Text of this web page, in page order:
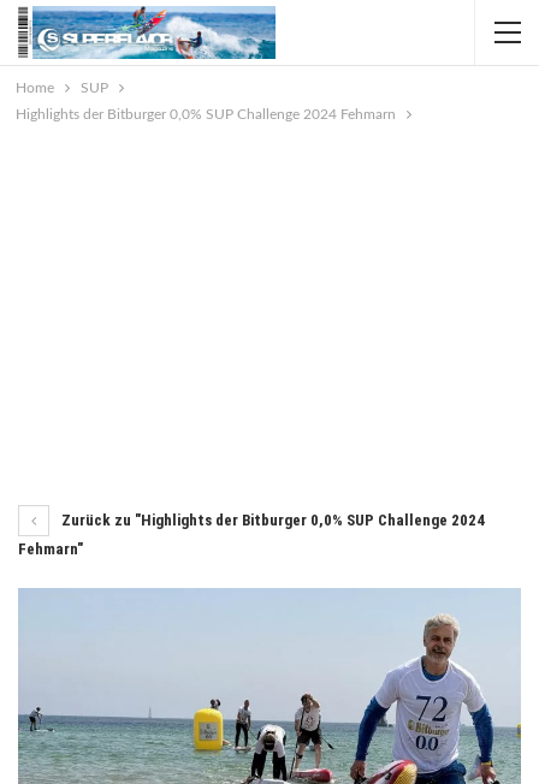
Home
SUP
Highlights der Bitburger 0,0% SUP Challenge 2024 Fehmarn
Zurück zu "Highlights der Bitburger 0,0% SUP Challenge 2024
Fehmarn"